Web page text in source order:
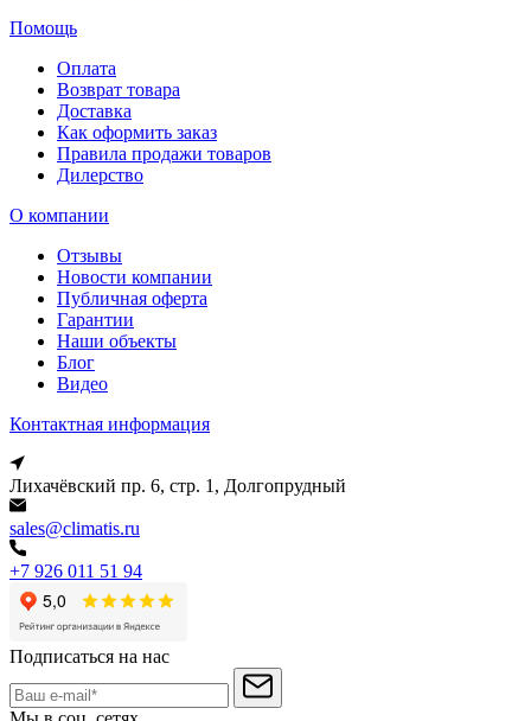
Помощь
Оплата
Возврат товара
Доставка
Как оформить заказ
Правила продажи товаров
Дилерство
О компании
Отзывы
Новости компании
Публичная оферта
Гарантии
Наши объекты
Блог
Видео
Контактная информация
Лихачёвский пр. 6, стр. 1, Долгопрудный
sales@climatis.ru
+7 926 011 51 94
Подписаться на нас